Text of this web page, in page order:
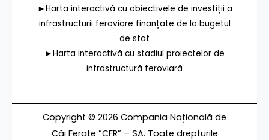
►Harta interactivă cu obiectivele de investiții a
infrastructurii feroviare finanțate de la bugetul
de stat
►Harta interactivă cu stadiul proiectelor de
infrastructură feroviară
Copyright © 2026 Compania Națională de
Căi Ferate ”CFR” – SA. Toate drepturile